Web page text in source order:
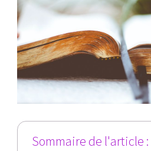
Sommaire de l'article :